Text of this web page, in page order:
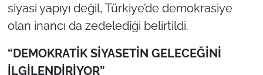
siyasi yapıyı değil, Türkiye’de demokrasiye
olan inancı da zedelediği belirtildi.
“DEMOKRATİK SİYASETİN GELECEĞİNİ
İLGİLENDİRİYOR”
Magazin
İş Dünyası